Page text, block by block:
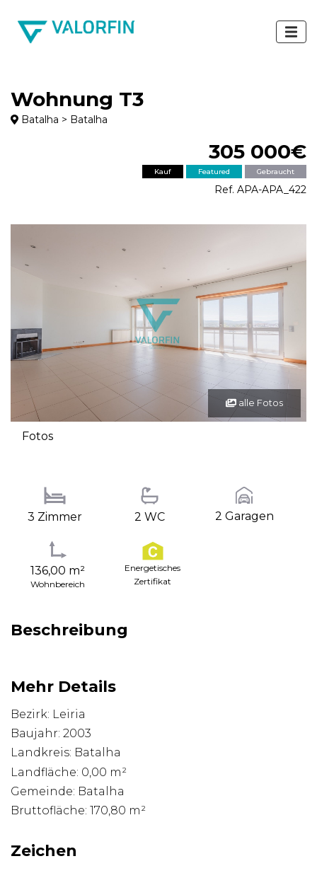
Wohnung T3
Batalha > Batalha
305 000€
Kauf Featured Gebraucht
Ref. APA-APA_422
alle Fotos
Fotos
3 Zimmer 2 WC 2 Garagen
136,00 m²
Wohnbereich
Energetisches
Zertifikat
Beschreibung
Mehr Details
Bezirk: Leiria
Baujahr: 2003
Landkreis: Batalha
Landfläche: 0,00 m²
Gemeinde: Batalha
Bruttofläche: 170,80 m²
Zeichen